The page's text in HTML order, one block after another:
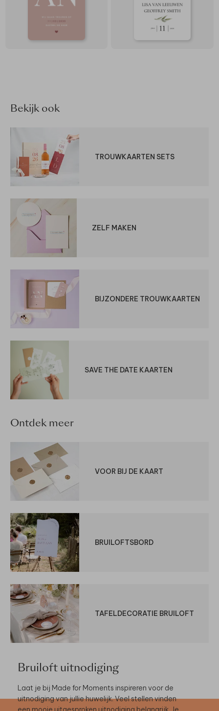
Bekijk ook
TROUWKAARTEN SETS
ZELF MAKEN
BIJZONDERE TROUWKAARTEN
SAVE THE DATE KAARTEN
Ontdek meer
VOOR BIJ DE KAART
BRUILOFTSBORD
TAFELDECORATIE BRUILOFT
Bruiloft uitnodiging
Laat je bij Made for Moments inspireren voor de
uitnodiging van jullie huwelijk. Veel stellen vinden